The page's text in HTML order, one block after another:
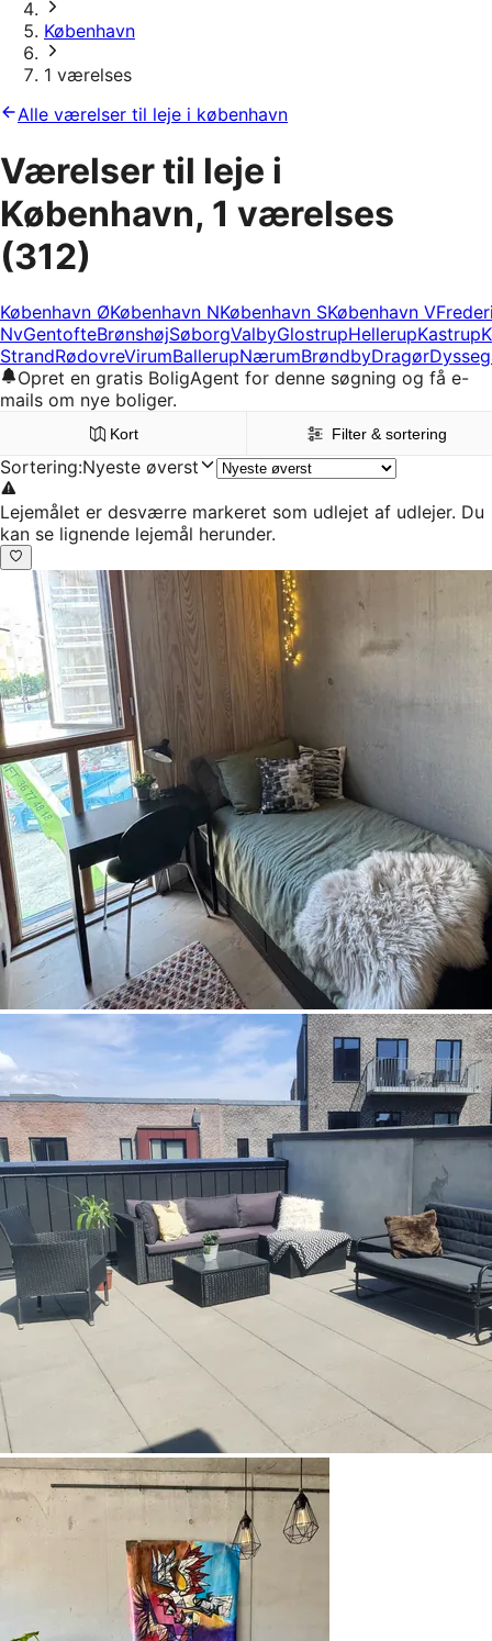
København
1 værelses
Alle værelser til leje i københavn
Værelser til leje i
København, 1 værelses
(312)
København ØKøbenhavn NKøbenhavn SKøbenhavn V
NvGentofteBrønshøjSøborgValbyGlostrupHellerupKastrup
StrandRødovreVirumBallerupNærumBrøndbyDragør
Opret en gratis BoligAgent for denne søgning og få e-
mails om nye boliger.
Kort Filter & sortering
Sortering:Nyeste øverst
Lejemålet er desværre markeret som udlejet af udlejer. Du
kan se lignende lejemål herunder.